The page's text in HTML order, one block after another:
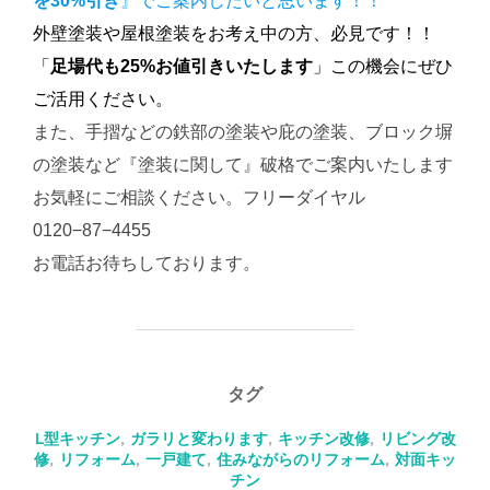
外壁塗装や屋根塗装をお考え中の方、必見です！！
「 足場代も25%お値引きいたします 」この機会にぜひ
ご活用ください。
また、手摺などの鉄部の塗装や庇の塗装、ブロック塀
の塗装など『塗装に関して』破格でご案内いたします
お気軽にご相談ください。フリーダイヤル
0120−87−4455
お電話お待ちしております。
タグ
L型キッチン, ガラリと変わります, キッチン改修, リビング改
修, リフォーム, 一戸建て, 住みながらのリフォーム, 対面キッ
チン